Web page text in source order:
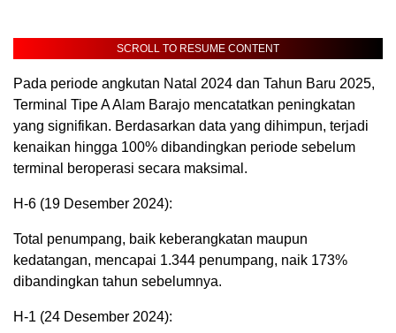
SCROLL TO RESUME CONTENT
Pada periode angkutan Natal 2024 dan Tahun Baru 2025,
Terminal Tipe A Alam Barajo mencatatkan peningkatan
yang signifikan. Berdasarkan data yang dihimpun, terjadi
kenaikan hingga 100% dibandingkan periode sebelum
terminal beroperasi secara maksimal.
H-6 (19 Desember 2024):
Total penumpang, baik keberangkatan maupun
kedatangan, mencapai 1.344 penumpang, naik 173%
dibandingkan tahun sebelumnya.
H-1 (24 Desember 2024):